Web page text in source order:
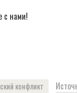
с нами!
конфликт